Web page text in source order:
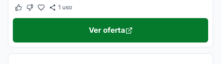
Este cupom funcionou
Este cupom não funcionou
1 uso
Ver oferta